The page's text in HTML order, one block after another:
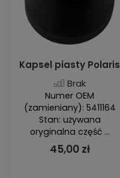
Kapsel piasty Polaris
Brak
Numer OEM
(zamieniany): 5411164
Stan: używana
oryginalna część ...
45,00 zł